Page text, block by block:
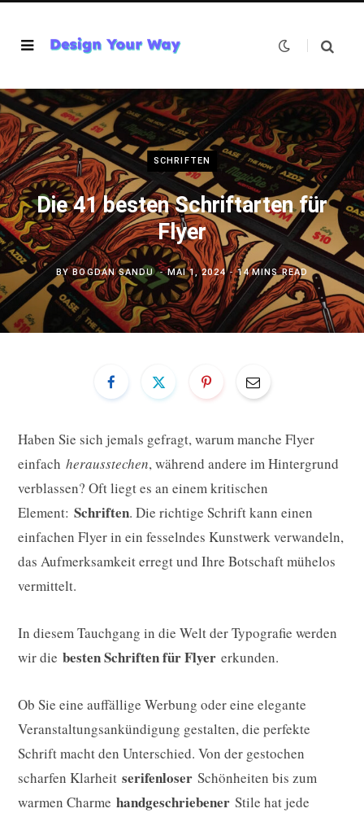
SCHRIFTEN
Die 41 besten Schriftarten für
Flyer
BYBOGDAN SANDU MAI 1, 2024 14 MINS READ
Haben Sie sich jemals gefragt, warum manche Flyer
einfach herausstechen, während andere im Hintergrund
verblassen? Oft liegt es an einem kritischen
Element: Schriften. Die richtige Schrift kann einen
einfachen Flyer in ein fesselndes Kunstwerk verwandeln,
das Aufmerksamkeit erregt und Ihre Botschaft mühelos
vermittelt.
In diesem Tauchgang in die Welt der Typografie werden
wir die besten Schriften für Flyer erkunden.
Ob Sie eine auffällige Werbung oder eine elegante
Veranstaltungsankündigung gestalten, die perfekte
Schrift macht den Unterschied. Von der gestochen
scharfen Klarheit serifenloser Schönheiten bis zum
warmen Charme handgeschriebener Stile hat jede